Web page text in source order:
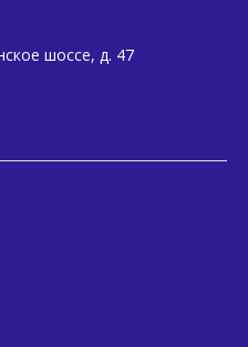
шоссе, д. 47